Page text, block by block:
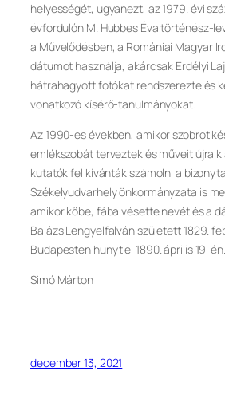
helyességét, ugyanezt, az 1979. évi
évfordulón M. Hubbes Éva történész-
a Művelődésben, a Romániai Magyar
dátumot használja, akárcsak Erdélyi
hátrahagyott fotókat rendszerezte és
vonatkozó kísérő-tanulmányokat.
Az 1990-es években, amikor szobrot
emlékszobát terveztek és műveit újra
kutatók fel kívánták számolni a
Székelyudvarhely önkormányzata is
amikor kőbe, fába vésette nevét és a
Balázs Lengyelfalván született 1829.
Budapesten hunyt el 1890. április 19-én.
Simó Márton
december 13, 2021